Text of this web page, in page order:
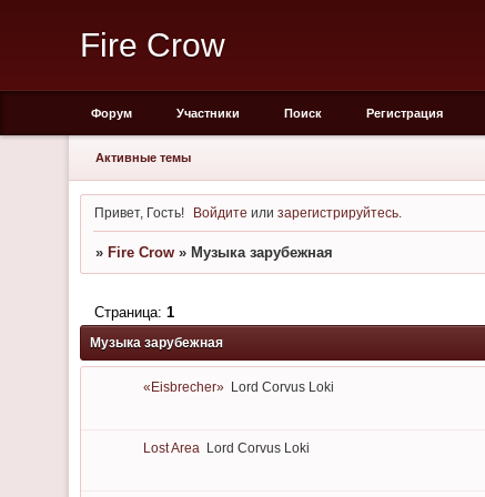
Fire Crow
Форум Участники Поиск Регистрация
Активные темы
Привет, Гость! Войдите илизарегистрируйтесь
» Fire Crow » Музыка зарубежная
Музыка зарубежная
Страница: 1
«Eisbrecher» Lord Corvus Loki
Lost Area Lord Corvus Loki